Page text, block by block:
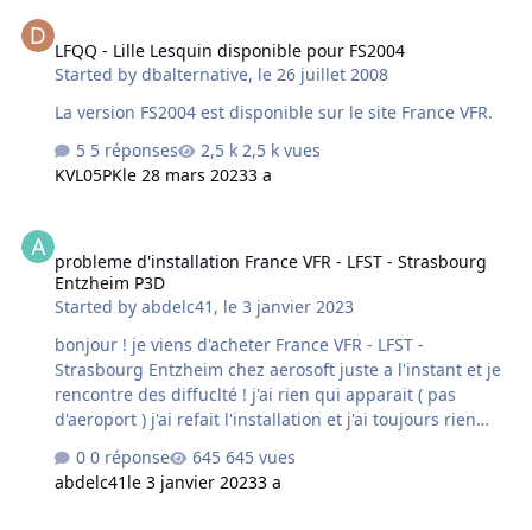
?... Ca casse un peu l'ambiance malheureusement. Et de
nouveau... je sais que ce n'est pas spécifique à cette
scène de Marseille. Je mets une photo... (avec une lim…
LFQQ - Lille Lesquin disponible pour FS2004
Started bydbalternative, le 26 juillet 2008
La version FS2004 est disponible sur le site France VFR.
5 réponses
2,5 k vues
KVL05PKle 28 mars 20233 a
probleme d'installation France VFR - LFST - Strasbourg
Entzheim P3D
Started byabdelc41 , le 3 janvier 2023
bonjour ! je viens d'acheter France VFR - LFST -
Strasbourg Entzheim chez aerosoft juste a l'instant et je
rencontre des diffuclté ! j'ai rien qui apparait ( pas
d'aeroport ) j'ai refait l'installation et j'ai toujours rien
0 réponse
645 vues
abdelc41 le 3 janvier 20233 a